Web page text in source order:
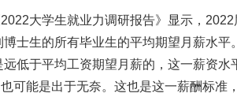
大学生就业力调研报告》显示，2022
士生的所有毕业生的平均期望月薪水平
低于平均工资期望月薪的，这一薪资水
可能是出于无奈。这也是这一薪酬标准